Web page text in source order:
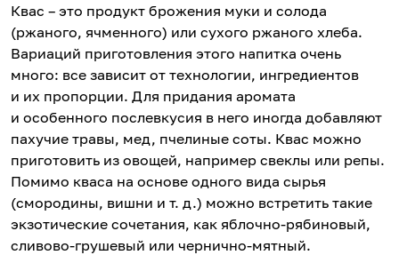
Квас – это продукт брожения муки и солода
(ржаного, ячменного) или сухого ржаного хлеба.
Вариаций приготовления этого напитка очень
много: все зависит от технологии, ингредиентов
и их пропорции. Для придания аромата
и особенного послевкусия в него иногда добавляют
пахучие травы, мед, пчелиные соты. Квас можно
приготовить из овощей, например свеклы или репы.
Помимо кваса на основе одного вида сырья
(смородины, вишни и т. д.) можно встретить такие
экзотические сочетания, как яблочно-рябиновый,
сливово-грушевый или чернично-мятный.